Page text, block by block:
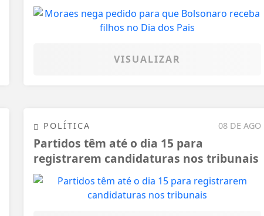
VISUALIZAR
08 DE AGO
POLÍTICA
Partidos têm até o dia 15 para
registrarem candidaturas nos tribunais